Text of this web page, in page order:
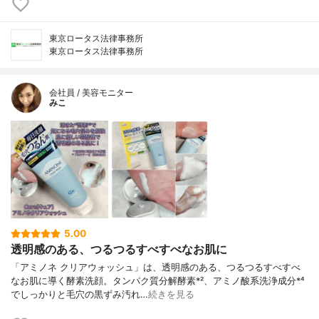
東京ロータス法律事務所
東京ロータス法律事務所
会社員 / 美容モニター
みこ
5.00
透明感のある、つるつるすべすべなお肌に
「アミノネ クリアウォッシュ」は、透明感のある、つるつるすべすべ
なお肌に導く酵素洗顔。タンパク質分解酵素*²、アミノ酸系洗浄成分*⁴
でしっかりと毛穴の黒ずみ汚れ…続きを見る